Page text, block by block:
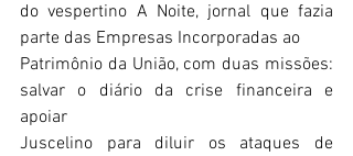
do vespertino A Noite, jornal que fazia
parte das Empresas Incorporadas ao
Patrimônio da União, com duas missões:
salvar o diário da crise financeira e
apoiar
Juscelino para diluir os ataques de